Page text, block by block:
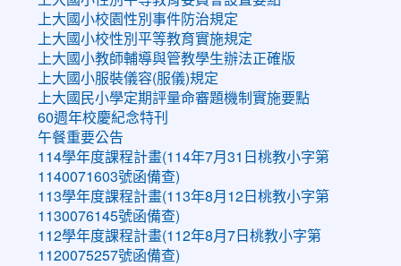
上大國小校園性別事件防治規定
上大國小校性別平等教育實施規定
上大國小教師輔導與管教學生辦法正確版
上大國小服裝儀容(服儀)規定
上大國民小學定期評量命審題機制實施要點
60週年校慶紀念特刊
午餐重要公告
114學年度課程計畫(114年7月31日桃教小字第
1140071603號函備查)
113學年度課程計畫(113年8月12日桃教小字第
1130076145號函備查)
112學年度課程計畫(112年8月7日桃教小字第
1120075257號函備查)